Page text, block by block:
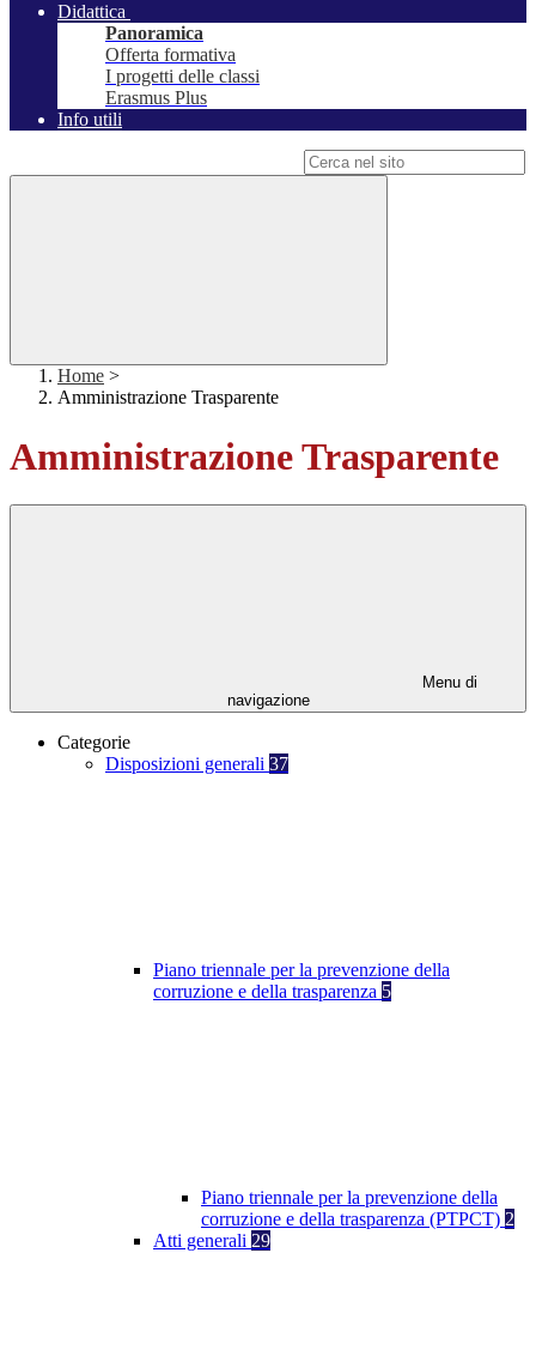
Didattica
Panoramica
Offerta formativa
I progetti delle classi
Erasmus Plus
Info utili
Home >
Amministrazione Trasparente
Amministrazione Trasparente
Menu di
navigazione
Categorie
Disposizioni generali 37
Piano triennale per la prevenzione della
corruzione e della trasparenza 5
Piano triennale per la prevenzione della
corruzione e della trasparenza (PTPCT) 2
Atti generali 29